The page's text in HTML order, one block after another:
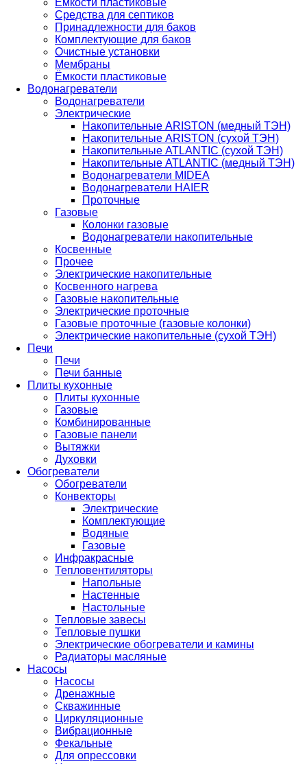
Емкости пластиковые
Средства для септиков
Принадлежности для баков
Комплектующие для баков
Очистные установки
Мембраны
Ёмкости пластиковые
Водонагреватели
Водонагреватели
Электрические
Накопительные ARISTON (медный ТЭН)
Накопительные ARISTON (сухой ТЭН)
Накопительные ATLANTIC (сухой ТЭН)
Накопительные ATLANTIC (медный ТЭН)
Водонагреватели MIDEA
Водонагреватели HAIER
Проточные
Газовые
Колонки газовые
Водонагреватели накопительные
Косвенные
Прочее
Электрические накопительные
Косвенного нагрева
Газовые накопительные
Электрические проточные
Газовые проточные (газовые колонки)
Электрические накопительные (сухой ТЭН)
Печи
Печи
Печи банные
Плиты кухонные
Плиты кухонные
Газовые
Комбинированные
Газовые панели
Вытяжки
Духовки
Обогреватели
Обогреватели
Конвекторы
Электрические
Комплектующие
Водяные
Газовые
Инфракрасные
Тепловентиляторы
Напольные
Настенные
Настольные
Тепловые завесы
Тепловые пушки
Электрические обогреватели и камины
Радиаторы масляные
Насосы
Насосы
Дренажные
Скважинные
Циркуляционные
Вибрационные
Фекальные
Для опрессовки